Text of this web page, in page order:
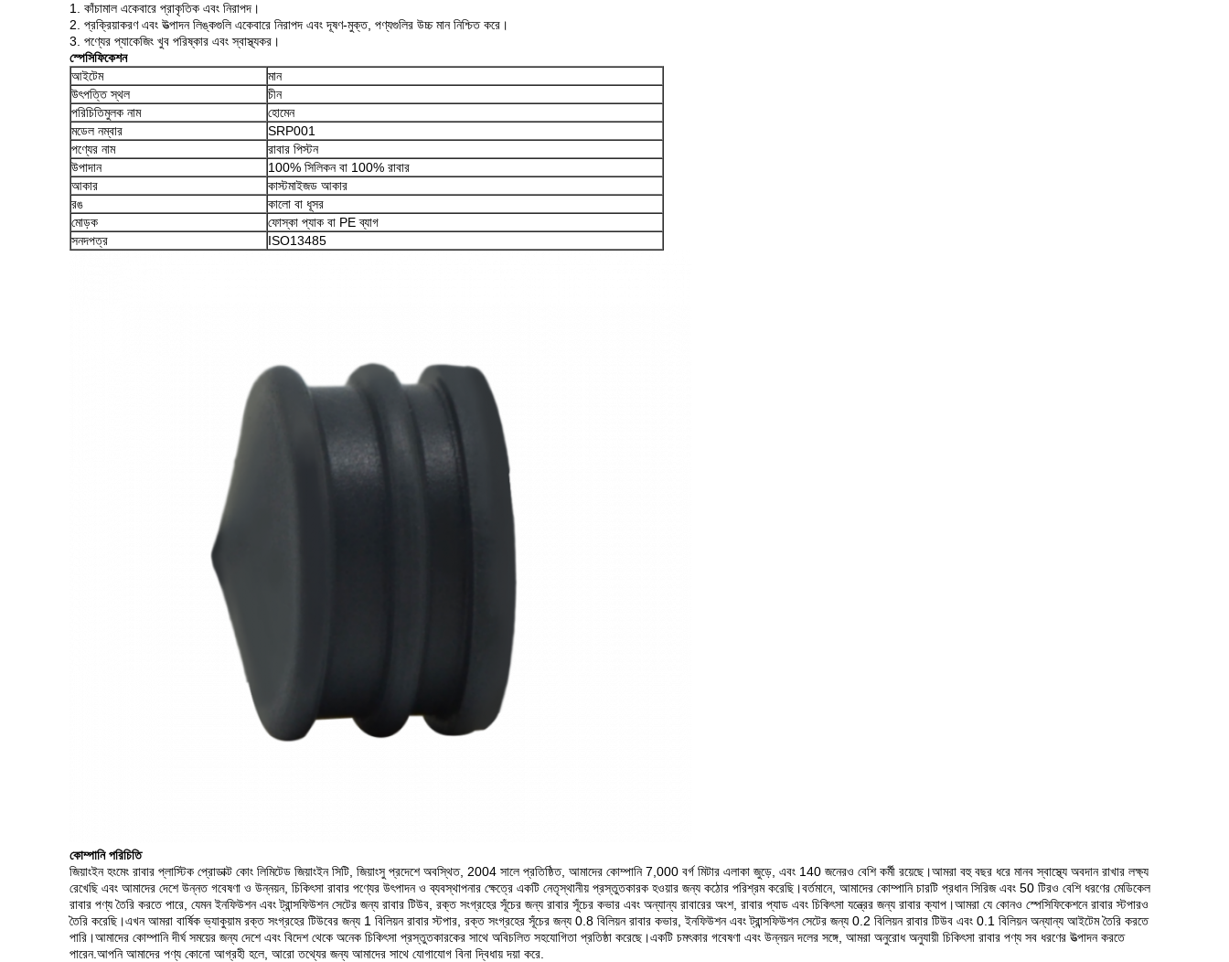
1. কাঁচামাল একেবারে প্রাকৃতিক এবং নিরাপদ।
2. প্রক্রিয়াকরণ এবং উত্পাদন লিঙ্কগুলি একেবারে নিরাপদ এবং দূষণ-মুক্ত, পণ্যগুলির উচ্চ মান নিশ্চিত করে।
3. পণ্যের প্যাকেজিং খুব পরিষ্কার এবং স্বাস্থ্যকর।
স্পেসিফিকেশন
আইটেম
মান
উৎপত্তি স্থল
চীন
পরিচিতিমুলক নাম
হোমেন
মডেল নম্বার
SRP001
পণ্যের নাম
রাবার পিস্টন
উপাদান
100% সিলিকন বা 100% রাবার
আকার
কাস্টমাইজড আকার
রঙ
কালো বা ধূসর
মোড়ক
ফোস্কা প্যাক বা PE ব্যাগ
সনদপত্র
ISO13485
কোম্পানি পরিচিতি
জিয়াংইন হংমেং রাবার প্লাস্টিক প্রোডাক্ট কোং লিমিটেড জিয়াংইন সিটি, জিয়াংসু প্রদেশে অবস্থিত, 2004 সালে প্রতিষ্ঠিত, আমাদের কোম্পানি 7,000 বর্গ মিটার এলাকা জুড়ে, এবং 140 জনেরও বেশি কর্মী রয়েছে।আমরা বহু বছর ধরে মানব স্বাস্থ্যে অবদান রাখার লক্ষ্য
রেখেছি এবং আমাদের দেশে উন্নত গবেষণা ও উন্নয়ন, চিকিৎসা রাবার পণ্যের উৎপাদন ও ব্যবস্থাপনার ক্ষেত্রে একটি নেতৃস্থানীয় প্রস্তুতকারক হওয়ার জন্য কঠোর পরিশ্রম করেছি।বর্তমানে, আমাদের কোম্পানি চারটি প্রধান সিরিজ এবং 50 টিরও বেশি ধরণের মেডিকেল
রাবার পণ্য তৈরি করতে পারে, যেমন ইনফিউশন এবং ট্রান্সফিউশন সেটের জন্য রাবার টিউব, রক্ত ​​সংগ্রহের সূঁচের জন্য রাবার সূঁচের কভার এবং অন্যান্য রাবারের অংশ, রাবার প্যাড এবং চিকিৎসা যন্ত্রের জন্য রাবার ক্যাপ।আমরা যে কোনও স্পেসিফিকেশনে রাবার স্টপারও
তৈরি করেছি।এখন আমরা বার্ষিক ভ্যাকুয়াম রক্ত ​​সংগ্রহের টিউবের জন্য 1 বিলিয়ন রাবার স্টপার, রক্ত ​​সংগ্রহের সূঁচের জন্য 0.8 বিলিয়ন রাবার কভার, ইনফিউশন এবং ট্রান্সফিউশন সেটের জন্য 0.2 বিলিয়ন রাবার টিউব এবং 0.1 বিলিয়ন অন্যান্য আইটেম তৈরি করতে
পারি।আমাদের কোম্পানি দীর্ঘ সময়ের জন্য দেশে এবং বিদেশ থেকে অনেক চিকিৎসা প্রস্তুতকারকের সাথে অবিচলিত সহযোগিতা প্রতিষ্ঠা করেছে।একটি চমৎকার গবেষণা এবং উন্নয়ন দলের সঙ্গে, আমরা অনুরোধ অনুযায়ী চিকিৎসা রাবার পণ্য সব ধরণের উত্পাদন করতে
পারেন.আপনি আমাদের পণ্য কোনো আগ্রহী হলে, আরো তথ্যের জন্য আমাদের সাথে যোগাযোগ বিনা দ্বিধায় দয়া করে.